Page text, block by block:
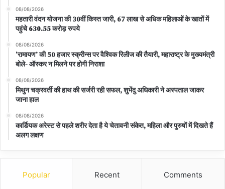
08/08/2026
महतारी वंदन योजना की 30वीं किस्त जारी, 67 लाख से अधिक महिलाओं के खातों में
पहुंचे 630.55 करोड़ रुपये
08/08/2026
‘रामायण’ की 50 हजार स्क्रीन्स पर वैश्विक रिलीज की तैयारी, महाराष्ट्र के मुख्यमंत्री
बोले- ऑस्कर न मिलने पर होगी निराशा
08/08/2026
मिथुन चक्रवर्ती की हाथ की सर्जरी रही सफल, शुभेंदु अधिकारी ने अस्पताल जाकर
जाना हाल
08/08/2026
कार्डियक अरेस्ट से पहले शरीर देता है ये चेतावनी संकेत, महिला और पुरुषों में दिखते हैं
अलग लक्षण
Popular Recent Comments